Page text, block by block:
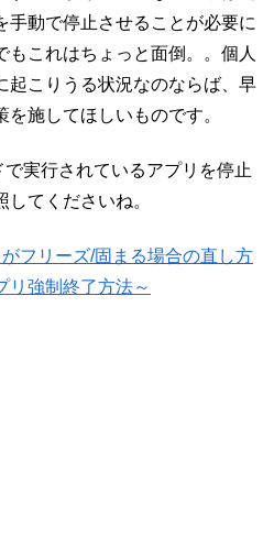
手動で停止させることが必要に
もこれはちょっと面倒。。個人
起こりうる状況なのならば、早
施してほしいものです。
実行されているアプリを停止
てくださいね。
フリーズ/固まる場合の直し方
リ強制終了方法～